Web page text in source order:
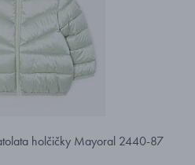
holčičky Mayoral 2440-87